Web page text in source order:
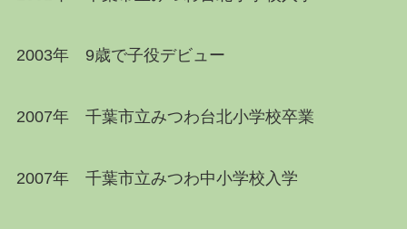
2003年 9歳で子役デビュー
2007年 千葉市立みつわ台北小学校卒業
2007年 千葉市立みつわ中小学校入学